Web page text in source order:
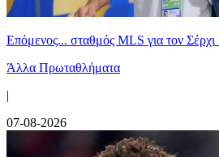
Επόμενος... σταθμός MLS για τον
Άλλα Πρωταθλήματα
|
07-08-2026